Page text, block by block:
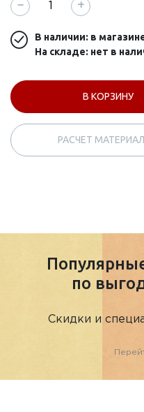
− +
В наличии: в
На складе: нет в
В КОРЗИНУ
РАСЧЕТ
по
Скидки и